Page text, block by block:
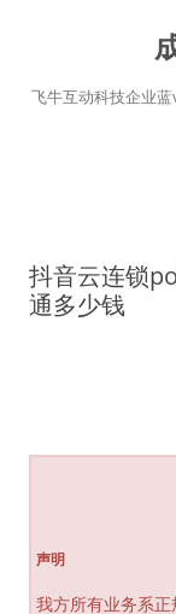
飞牛互动科技企业
抖音云连锁
通多少钱
声明
我方所有业务系